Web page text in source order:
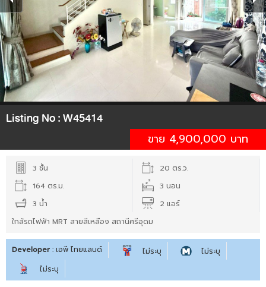
Listing No :W45414
ขาย 4,900,000 บาท
3 ชั้น
20 ตร.ว.
164 ตร.ม.
3 นอน
3 น้ำ
2 แอร์
ใกล้รถไฟฟ้า MRT สายสีเหลือง สถานีศรีอุดม
Developer : เอพี ไทยแลนด์ ไม่ระบุ
ไม่ระบุ
ไม่ระบุ